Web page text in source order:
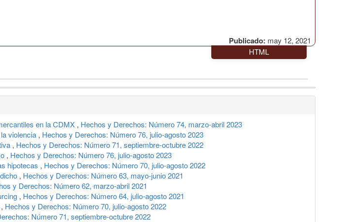
Publicado: may 12, 2021
HTML
en la CDMX , Hechos y Derechos: Número 74, marzo-abril 2023
violencia , Hechos y Derechos: Número 76, julio-agosto 2023
, Hechos y Derechos: Número 71, septiembre-octubre 2022
, Hechos y Derechos: Número 76, julio-agosto 2023
hipotecas , Hechos y Derechos: Número 70, julio-agosto 2022
, Hechos y Derechos: Número 63, mayo-junio 2021
y Derechos: Número 62, marzo-abril 2021
, Hechos y Derechos: Número 64, julio-agosto 2021
, Hechos y Derechos: Número 70, julio-agosto 2022
Número 71, septiembre-octubre 2022